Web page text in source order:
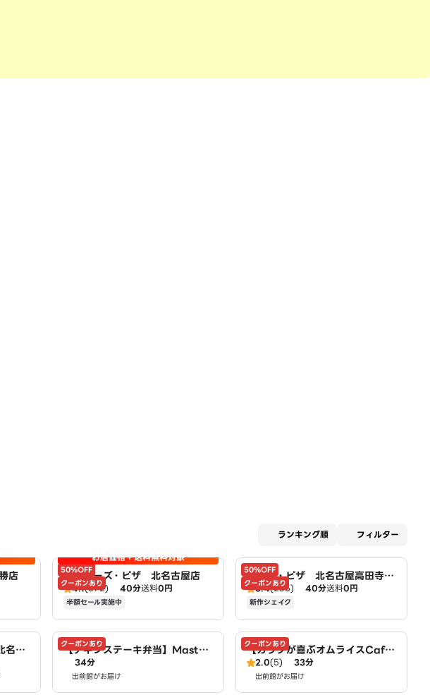
ランキング順 フィルター
店
50%OFF
クーポンあり
お店価格＋送料無料対象
アオキーズ・ピザ 北名古屋店
4.1(372) 40分送料0円
半額セール実施中
50%OFF
クーポンあり
ドミノ・ピザ 北名古屋高田寺
店 Domino's
3.4(265) 40分送料0円
新作シェイク
名古
クーポンあり
【チキンステーキ弁当】Master
Of Chicken～豊山店～
34分
出前館がお届け
クーポンあり
【カラダが喜ぶオムライスCaf
e】Egg House～豊山店～
2.0(5) 33分
出前館がお届け